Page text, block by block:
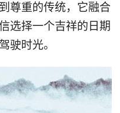
尊重的传统，它融合
选择一个吉祥的日期
驶时光。